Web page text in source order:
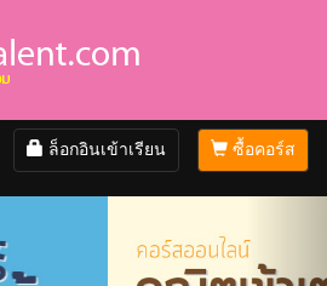
ซื้อคอร์ส
ล็อกอินเข้าเรียน